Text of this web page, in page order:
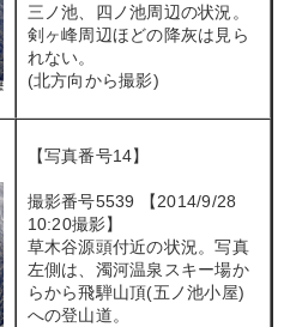
三ノ池、四ノ池周辺の状況。
剣ヶ峰周辺ほどの降灰は見ら
れない。
(北方向から撮影)
【写真番号14】
撮影番号5539 【2014/9/28
10:20撮影】
草木谷源頭付近の状況。写真
左側は、濁河温泉スキー場か
らから飛騨山頂(五ノ池小屋)
への登山道。